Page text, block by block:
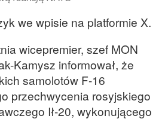
we wpisie na platformie X.
wicepremier, szef MON
Kamysz informował, że
samolotów F-16
przechwycenia rosyjskiego
Ił-20, wykonującego